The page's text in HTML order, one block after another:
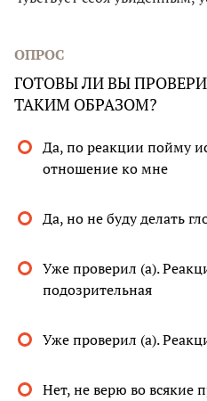
ОПРОС
ГОТОВЫ ЛИ ВЫ
ТАКИМ ОБРАЗОМ?
Да, по реакции пойму
отношение ко мне
Да, но не буду делать
Уже проверил (а).
подозрительная
Уже проверил (а).
Нет, не верю во всякие